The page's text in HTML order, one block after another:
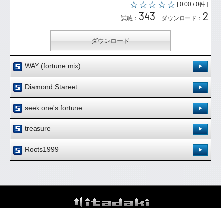
[ 0.00 / 0件 ]
試聴： 343 ダウンロード： 2
ダウンロード
WAY (fortune mix)
登録日：'10.6.24
[ 0.00 / 0件 ]
ダウンロード：4
Diamond Stareet
登録日：'10.6.24
[ 0.00 / 0件 ]
ダウンロード：3
seek one's fortune
登録日：'10.6.24
[ 0.00 / 0件 ]
ダウンロード：4
treasure
登録日：'10.6.24
[ 0.00 / 0件 ]
ダウンロード
Roots1999